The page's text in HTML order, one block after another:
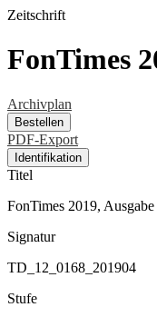
Zeitschrift
FonTimes
Archivplan
Bestellen
PDF-Export
Identifikation
Titel
FonTimes 2019, Ausgabe
Signatur
TD_12_0168_201904
Stufe